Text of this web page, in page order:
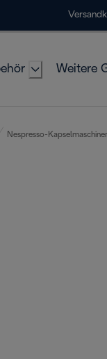
Weitere
Nespresso-